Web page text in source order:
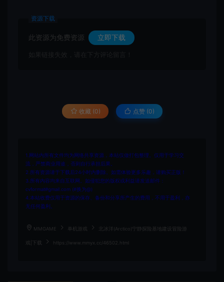
资源下载
此资源为免费资源 立即下载
如果链接失效，请在下方评论留言！
收藏 (0) 点赞 (0)
1.网站内所有文件均为网络共享资源，本站仅做打包整理。仅用于学习交
流，严禁商业用途，否则自行承担后果。
2.所有资源请于下载后24小时内删除。如需体验更多乐趣，请购买正版！
3.所有内容均来自互联网。如侵犯您的版权或利益请发送邮件：
cvformat#gmail.com (#换为@)
4.本站收费仅用于资源的保存、备份和分享所产生的费用，不用于盈利，亦
无任何盈利。
MMGAME 单机游戏 北冰洋(Arctico)宁静探险基地建设冒险游
戏|下载 https://www.mmyx.cc/46502.html